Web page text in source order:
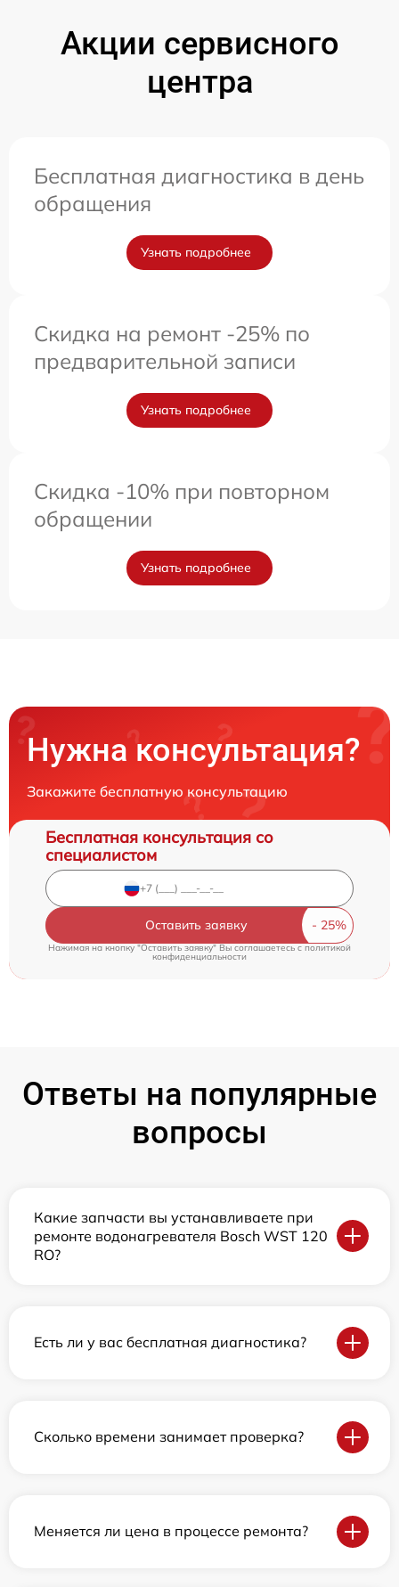
Акции сервисного
центра
Бесплатная диагностика в день
обращения
Узнать подробнее
Скидка на ремонт -25% по
предварительной записи
Узнать подробнее
Скидка -10% при повторном
обращении
Узнать подробнее
Нужна консультация?
Закажите бесплатную консультацию
Бесплатная консультация со
специалистом
Оставить заявку
Нажимая на кнопку "Оставить заявку" Вы соглашаетесь cполитикой
конфиденциальности
Ответы на популярные
вопросы
Какие запчасти вы устанавливаете при
ремонте водонагревателя Bosch WST 120
RO?
Есть ли у вас бесплатная диагностика?
Сколько времени занимает проверка?
Меняется ли цена в процессе ремонта?